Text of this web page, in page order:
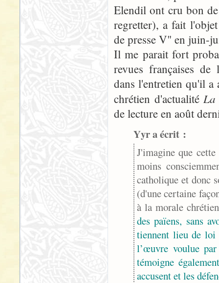
Elendil ont cru bon
regretter), a fait
de presse V" en juin-
Il me parait fort
revues françaises
dans l'entretien qu'il a
chrétien d'actualitéLa
de lecture en août
Yyr a écrit :
J'imagine que
moins
catholique et donc
(d'une certaine
à la morale
des païens, sans
tiennent lieu de loi
l’œuvre voulue
témoigne
accusent et les